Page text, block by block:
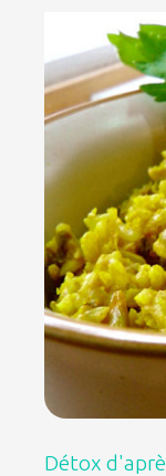
Détox